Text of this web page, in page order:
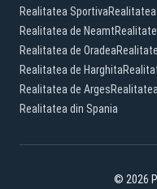
Realitatea Sportiva
Realitatea de Neamt
Realitatea de Oradea
Realitatea de Harghita
Realitatea de Arges
Realitatea din Spania
© 2026